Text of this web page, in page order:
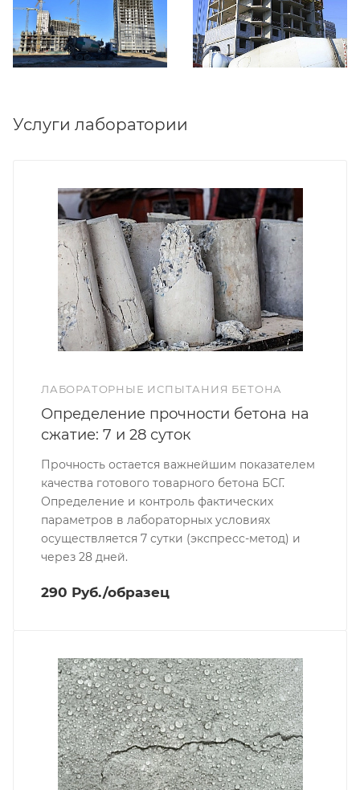
Услуги лаборатории
ЛАБОРАТОРНЫЕ ИСПЫТАНИЯ БЕТОНА
Определение прочности бетона на
сжатие: 7 и 28 суток
Прочность остается важнейшим показателем
качества готового товарного бетона БСГ.
Определение и контроль фактических
параметров в лабораторных условиях
осуществляется 7 сутки (экспресс-метод) и
через 28 дней.
290 Руб./образец